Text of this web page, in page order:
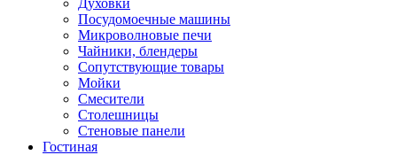
Духовки
Посудомоечные машины
Микроволновые печи
Чайники, блендеры
Сопутствующие товары
Мойки
Смесители
Столешницы
Стеновые панели
Гостиная